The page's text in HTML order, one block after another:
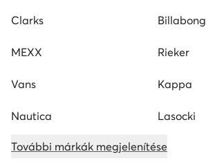
Clarks Billabong
MEXX Rieker
Vans Kappa
Nautica Lasocki
További márkák megjelenítése